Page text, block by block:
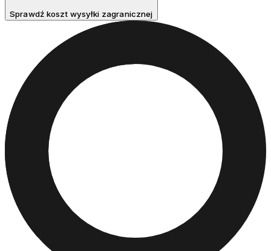
Sprawdź koszt wysyłki zagranicznej